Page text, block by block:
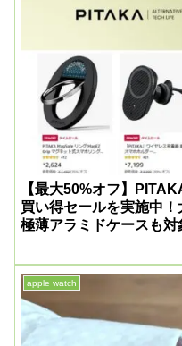
【最大50%オフ】
買い得セールを実施中
極薄アラミドケースも対
apple watch